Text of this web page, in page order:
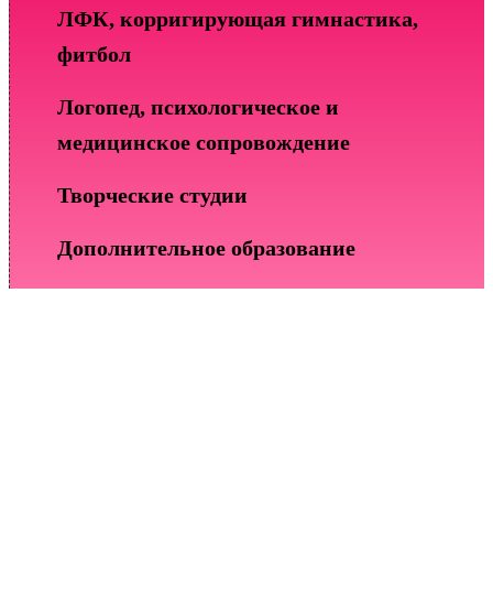
ЛФК, корригирующая гимнастика,
фитбол
Логопед, психологическое и
медицинское сопровождение
Творческие студии
Дополнительное образование